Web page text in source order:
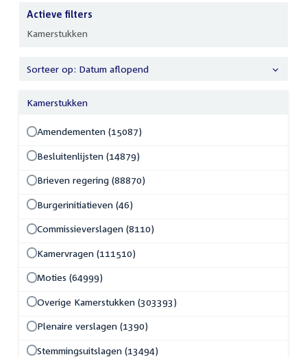
uw
Actieve filters
Kamerstukken
Sorteer op: Datum aflopend
Kamerstukken
Amendementen (15087)
Besluitenlijsten (14879)
Brieven regering (88870)
Burgerinitiatieven (46)
Commissieverslagen (8110)
Kamervragen (111510)
Moties (64999)
Overige Kamerstukken (303393)
Plenaire verslagen (1390)
Stemmingsuitslagen (13494)